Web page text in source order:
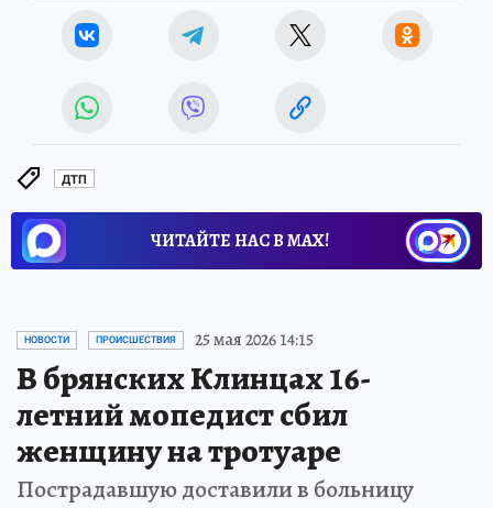
ДТП
ЧИТАЙТЕ НАС В МАХ!
НОВОСТИ ПРОИСШЕСТВИЯ 25 мая 2026 14:15
В брянских Клинцах 16-
летний мопедист сбил
женщину на тротуаре
Пострадавшую доставили в больницу